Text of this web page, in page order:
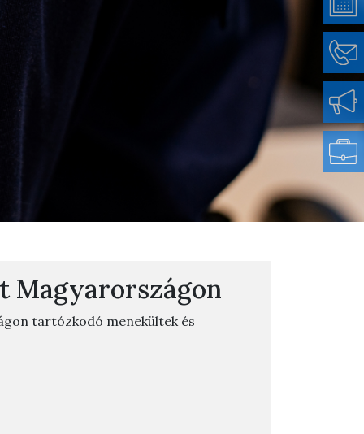
Magyarországon
tartózkodó menekültek és